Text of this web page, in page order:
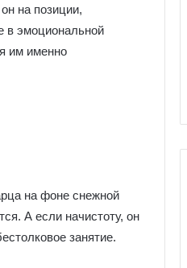
на позиции,
в эмоциональной
им именно
на фоне снежной
А если начистоту, он
занятие.